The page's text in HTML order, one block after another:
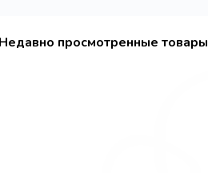
просмотренные товары